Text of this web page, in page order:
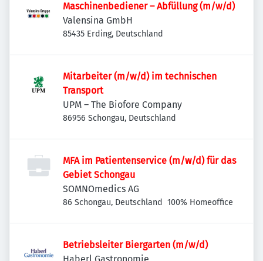
Maschinenbediener – Abfüllung (m/w/d)
Valensina GmbH
85435 Erding, Deutschland
Mitarbeiter (m/w/d) im technischen
Transport
UPM – The Biofore Company
86956 Schongau, Deutschland
MFA im Patientenservice (m/w/d) für das
Gebiet Schongau
SOMNOmedics AG
86 Schongau, Deutschland 100% Homeoffice
Betriebsleiter Biergarten (m/w/d)